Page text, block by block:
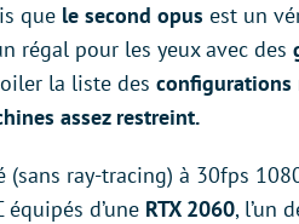
que le second opus est un
régal pour les yeux avec des
la liste des configurations
assez restreint.
(sans ray-tracing) à 30fps
d’une RTX 2060, l’un